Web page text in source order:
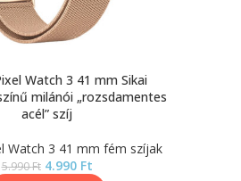
Watch 3 41 mm Sikai
milánói „rozsdamentes
acél” szíj
Watch 3 41 mm fém szíjak
5.990Ft 4.990 Ft